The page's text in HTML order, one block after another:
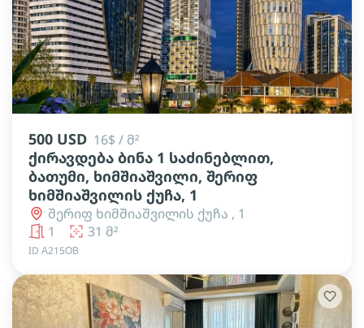
lens lens lens lens lens lens
500 USD 16$ / მ²
ქირავდება ბინა 1 საძინებლით,
ბათუმი, ხიმშიაშვილი, შერიფ
ხიმშიაშვილის ქუჩა, 1
შერიფ ხიმშიაშვილის ქუჩა , 1
1
31 მ²
ID А215ОВ